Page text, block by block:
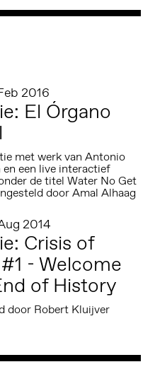
2016
El Órgano
met werk van Antonio
en een live interactief
de titel Water No Get
door Amal Alhaag
2014
Crisis of
- Welcome
of History
door Robert Kluijver